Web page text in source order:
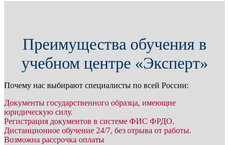
Преимущества обучения в
учебном центре «Эксперт»
Почему нас выбирают специалисты по всей России:
Документы государственного образца, имеющие
юридическую силу.
Регистрация документов в системе ФИС ФРДО.
Дистанционное обучение 24/7, без отрыва от работы.
Возможна рассрочка оплаты